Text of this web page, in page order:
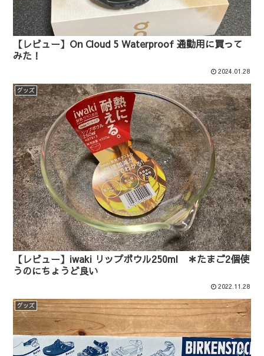
【レビュー】On Cloud 5 Waterproof 通勤用に買って
みた！
2024.01.28
グッズ
【レビュー】iwaki リップボウル250ml ＊たまご2個使
うのにちょうど良い
2022.11.28
グッズ